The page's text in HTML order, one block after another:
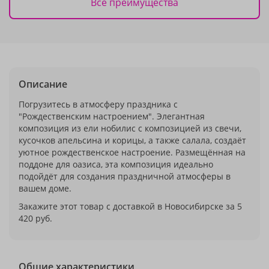
Описание
Погрузитесь в атмосферу праздника с
"Рождественским настроением". Элегантная
композиция из ели нобилис с композицией из свечи,
кусочков апельсина и корицы, а также салала, создаёт
уютное рождественское настроение. Размещённая на
поддоне для оазиса, эта композиция идеально
подойдёт для создания праздничной атмосферы в
вашем доме.
Закажите этот товар с доставкой в Новосибирске за 5
420 руб.